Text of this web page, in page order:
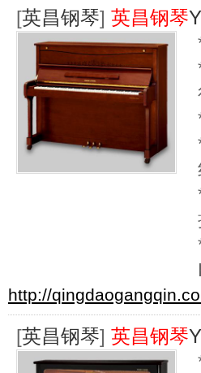
[英昌钢琴] 英昌钢琴
http://
[英昌钢琴] 英昌钢琴